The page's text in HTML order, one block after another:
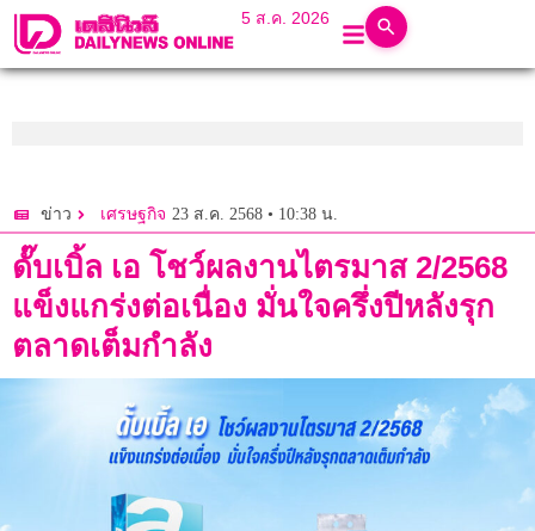
5 ส.ค. 2026
ข่าว เศรษฐกิจ 23 ส.ค. 2568 • 10:38 น.
ดั๊บเบิ้ล เอ โชว์ผลงานไตรมาส 2/2568
แข็งแกร่งต่อเนื่อง มั่นใจครึ่งปีหลังรุก
ตลาดเต็มกำลัง